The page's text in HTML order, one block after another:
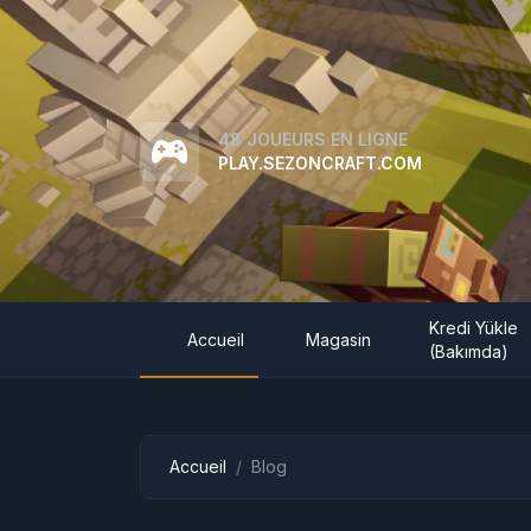
48 JOUEURS EN LIGNE
PLAY.SEZONCRAFT.COM
Accueil Magasin
Kredi Yükle
(Bakımda)
Accueil Blog